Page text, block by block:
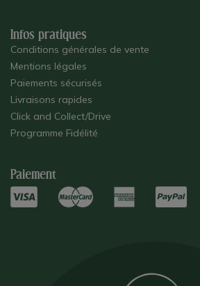
Infos pratiques
Conditions générales de vente
Mentions légales
Paiements sécurisés
Livraisons rapides
Click and Collect/Drive
Programme Fidélité
Paiement